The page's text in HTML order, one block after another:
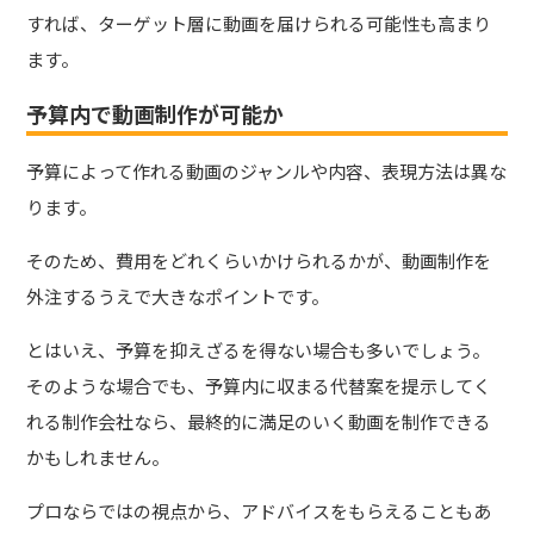
すれば、ターゲット層に動画を届けられる可能性も高まり
ます。
予算内で動画制作が可能か
予算によって作れる動画のジャンルや内容、表現方法は異な
ります。
そのため、費用をどれくらいかけられるかが、動画制作を
外注するうえで大きなポイントです。
とはいえ、予算を抑えざるを得ない場合も多いでしょう。
そのような場合でも、予算内に収まる代替案を提示してく
れる制作会社なら、最終的に満足のいく動画を制作できる
かもしれません。
プロならではの視点から、アドバイスをもらえることもあ